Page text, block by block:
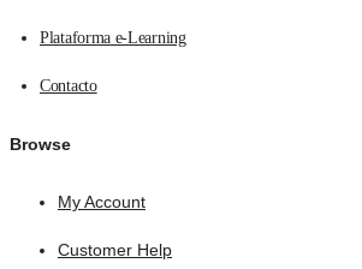
Plataforma e-Learning
Contacto
Browse
My Account
Customer Help